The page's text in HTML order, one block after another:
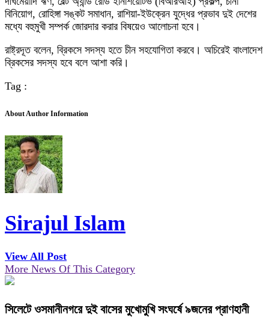
বিনিয়োগ, রোহিঙ্গা সঙ্কট সমাধান, রাশিয়া-ইউক্রেন যুদ্ধের প্রভাব দুই দেশের
মধ্যে বহুমুখী সম্পর্ক জোরদার করার বিষয়েও আলোচনা হবে।
রাষ্ট্রদূত বলেন, ব্রিকসে সদস্য হতে চীন সহযোগিতা করবে। অচিরেই বাংলাদেশ
ব্রিকসের সদস্য হবে বলে আশা করি।
Tag :
About Author Information
Sirajul Islam
View All Post
More News Of This Category
সিলেটে ওসমানীনগরে দুই বাসের মুখোমুখি সংঘর্ষে ৯জনের প্রাণহানী